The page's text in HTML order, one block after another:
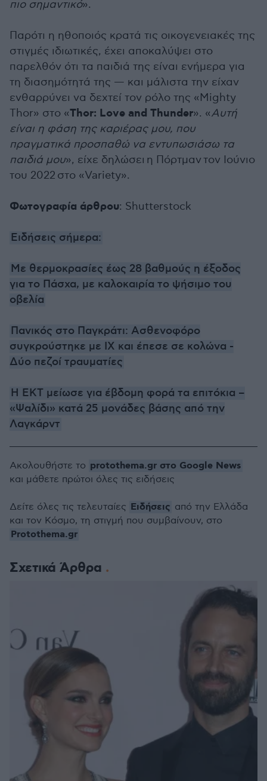
πιο σημαντικό».
Παρότι η ηθοποιός κρατά τις οικογενειακές της
στιγμές ιδιωτικές, έχει αποκαλύψει στο
παρελθόν ότι τα παιδιά της είναι ενήμερα για
τη διασημότητά της — και μάλιστα την είχαν
ενθαρρύνει να δεχτεί τον ρόλο της «Mighty
Thor» στο «Thor: Love and Thunder». «Αυτή
είναι η φάση της καριέρας μου, που
πραγματικά προσπαθώ να εντυπωσιάσω τα
παιδιά μου», είχε δηλώσει η Πόρτμαντον Ιούνιο
του 2022 στο «Variety».
Φωτογραφία άρθρου: Shutterstock
Ειδήσεις σήμερα:
Με θερμοκρασίες έως 28 βαθμούς η έξοδος
για το Πάσχα, με καλοκαιρία το ψήσιμο του
οβελία
Πανικός στο Παγκράτι: Ασθενοφόρο
συγκρούστηκε με ΙΧ και έπεσε σε κολώνα -
Δύο πεζοί τραυματίες
H EKT μείωσε για έβδομη φορά τα επιτόκια –
«Ψαλίδι» κατά 25 μονάδες βάσης από την
Λαγκάρντ
Σχετικά Άρθρα
Ακολουθήστε το protothema.gr στο Google News
και μάθετε πρώτοι όλες τις ειδήσεις
Δείτε όλες τις τελευταίες Ειδήσεις από την Ελλάδα
και τον Κόσμο, τη στιγμή που συμβαίνουν, στο
Protothema.gr